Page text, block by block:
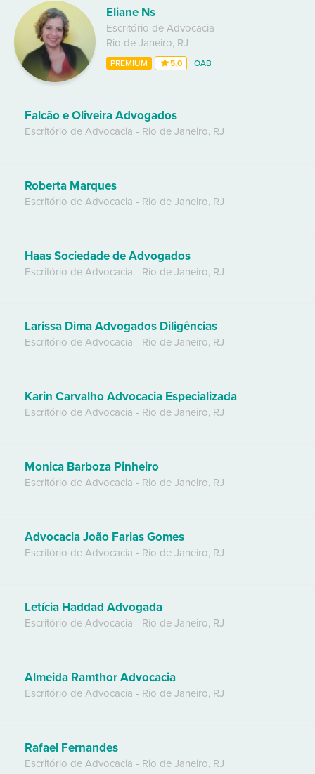
Eliane Ns
Escritório de Advocacia -
Rio de Janeiro, RJ
PREMIUM 5,0 OAB
Falcão e Oliveira Advogados
Escritório de Advocacia - Rio de Janeiro, RJ
Roberta Marques
Escritório de Advocacia - Rio de Janeiro, RJ
Haas Sociedade de Advogados
Escritório de Advocacia - Rio de Janeiro, RJ
Larissa Dima Advogados Diligências
Escritório de Advocacia - Rio de Janeiro, RJ
Karin Carvalho Advocacia Especializada
Escritório de Advocacia - Rio de Janeiro, RJ
Monica Barboza Pinheiro
Escritório de Advocacia - Rio de Janeiro, RJ
Advocacia João Farias Gomes
Escritório de Advocacia - Rio de Janeiro, RJ
Letícia Haddad Advogada
Escritório de Advocacia - Rio de Janeiro, RJ
Almeida Ramthor Advocacia
Escritório de Advocacia - Rio de Janeiro, RJ
Rafael Fernandes
Escritório de Advocacia - Rio de Janeiro, RJ